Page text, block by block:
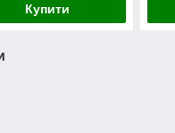
Купити